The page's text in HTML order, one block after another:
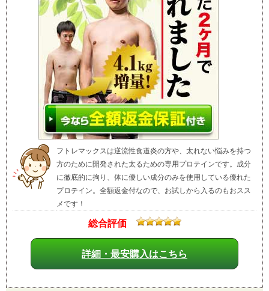
フトレマックスは逆流性食道炎の方や、太れない悩みを持つ
方のために開発された太るための専用プロテインです。成分
に徹底的に拘り、体に優しい成分のみを使用している優れた
プロテイン。全額返金付なので、お試しから入るのもおスス
メです！
総合評価
詳細・最安購入はこちら